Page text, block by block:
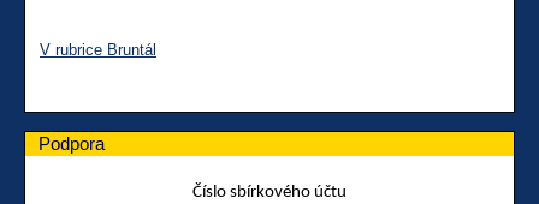
V rubrice Bruntál
Podpora
Číslo sbírkového účtu